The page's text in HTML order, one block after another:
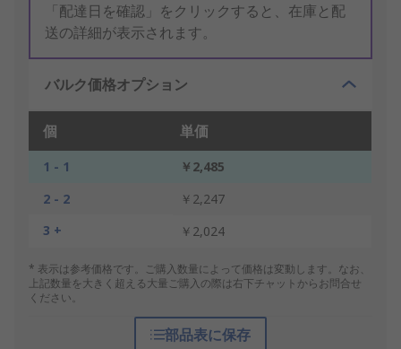
「配達日を確認」をクリックすると、在庫と配
送の詳細が表示されます。
バルク価格オプション
個 単価
1 - 1
￥2,485
2 - 2
￥2,247
3 +
￥2,024
* 表示は参考価格です。ご購入数量によって価格は変動します。なお、
上記数量を大きく超える大量ご購入の際は右下チャットからお問合せ
ください。
部品表に保存